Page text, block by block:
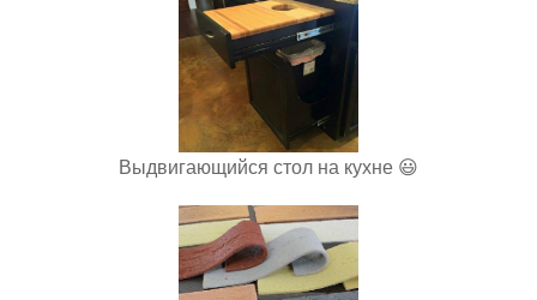
Выдвигающийся стол на кухне 😃